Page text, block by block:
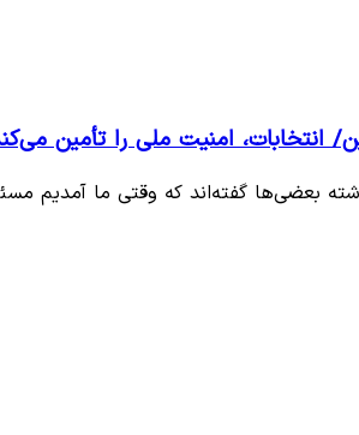
انتخابات، امنیت ملی را تأمین
بعضی‌ها گفته‌اند که وقتی ما آمدیم